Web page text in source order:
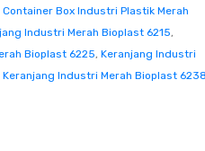
Container Box Industri Plastik Merah
Industri Merah Bioplast 6215,
Bioplast 6225, Keranjang Industri
Keranjang Industri Merah Bioplast 6238